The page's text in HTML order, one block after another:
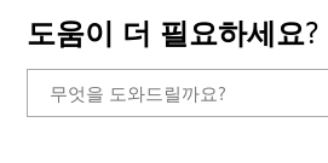
도움이 더 필요하세요?